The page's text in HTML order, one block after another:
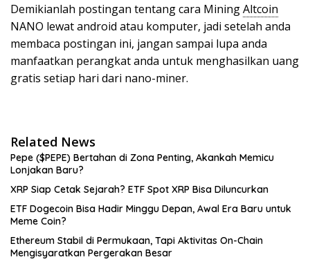
Demikianlah postingan tentang cara MiningAltcoin
NANO lewat android atau komputer, jadi setelah anda
membaca postingan ini, jangan sampai lupa anda
manfaatkan perangkat anda untuk menghasilkan uang
gratis setiap hari dari nano-miner.
Related News
Pepe ($PEPE) Bertahan di Zona Penting, Akankah Memicu
Lonjakan Baru?
XRP Siap Cetak Sejarah? ETF Spot XRP Bisa Diluncurkan
ETF Dogecoin Bisa Hadir Minggu Depan, Awal Era Baru untuk
Meme Coin?
Ethereum Stabil di Permukaan, Tapi Aktivitas On-Chain
Mengisyaratkan Pergerakan Besar